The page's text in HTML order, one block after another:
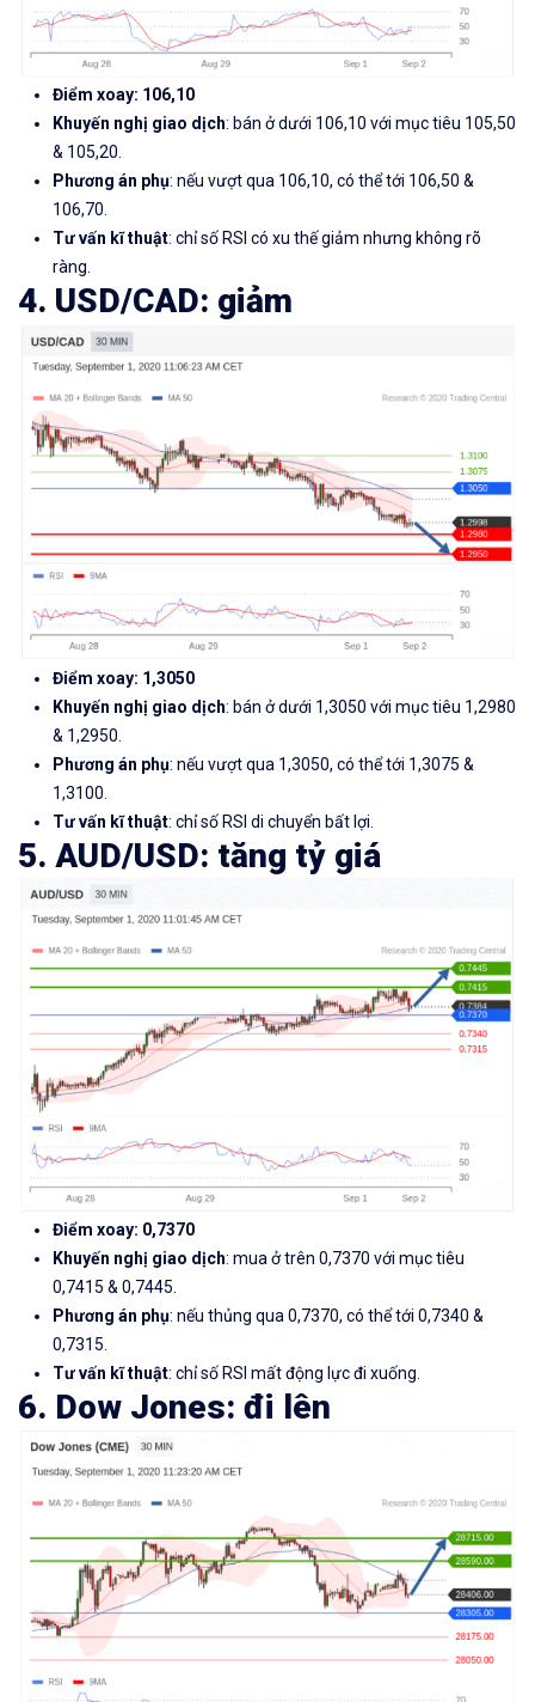
Điểm xoay: 106,10
Khuyến nghị giao dịch: bán ở dưới 106,10 với mục tiêu 105,50
& 105,20.
Phương án phụ: nếu vượt qua 106,10, có thể tới 106,50 &
106,70.
Tư vấn kĩ thuật: chỉ số RSI có xu thế giảm nhưng không rõ
ràng.
4. USD/CAD: giảm
Điểm xoay: 1,3050
Khuyến nghị giao dịch: bán ở dưới 1,3050 với mục tiêu 1,2980
& 1,2950.
Phương án phụ: nếu vượt qua 1,3050, có thể tới 1,3075 &
1,3100.
Tư vấn kĩ thuật: chỉ số RSI di chuyển bất lợi.
5. AUD/USD: tăng tỷ giá
Điểm xoay: 0,7370
Khuyến nghị giao dịch: mua ở trên 0,7370 với mục tiêu
0,7415 & 0,7445.
Phương án phụ: nếu thủng qua 0,7370, có thể tới 0,7340 &
0,7315.
Tư vấn kĩ thuật: chỉ số RSI mất động lực đi xuống.
6. Dow Jones: đi lên